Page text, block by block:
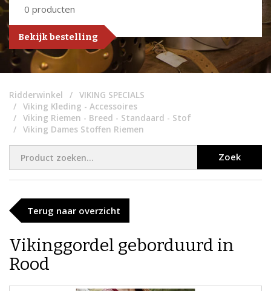
0 producten
Bekijk bestelling
Ridderwinkel
VIKING SPECIALS
Viking Kleding - Accessoires
Viking Riemen - Breed - Standaard - Stof
Viking Dames Stoffen Riemen
Zoek
Terug naar overzicht
Vikinggordel geborduurd in
Rood